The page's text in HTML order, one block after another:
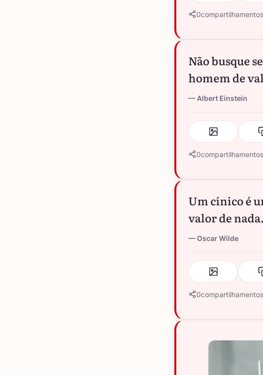
0compartilhamentos
Não busque
homem de
Albert Einstein
0compartilhamentos
Um cínico é
valor de nada.
Oscar Wilde
0compartilhamentos